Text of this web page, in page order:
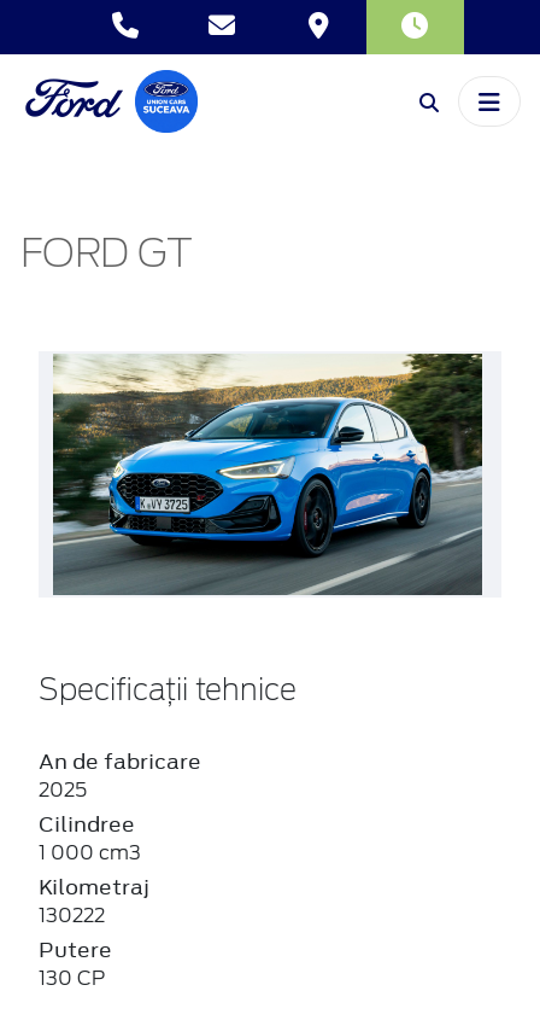
FORD GT
Specificații tehnice
An de fabricare
2025
Cilindree
1 000 cm3
Kilometraj
130222
Putere
130 CP